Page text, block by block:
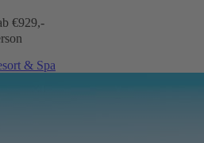
€929,-
& Spa